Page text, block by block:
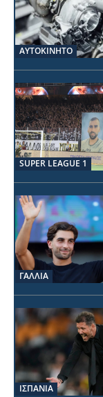
ΑΥΤΟΚΙΝΗΤΟ
SUPER LEAGUE 1
ΓΑΛΛΙΑ
ΙΣΠΑΝΙΑ